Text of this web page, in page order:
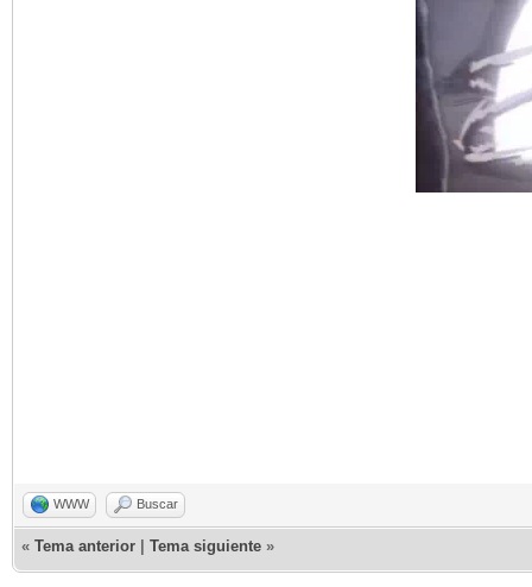
WWW Buscar
« Tema anterior Tema siguiente »